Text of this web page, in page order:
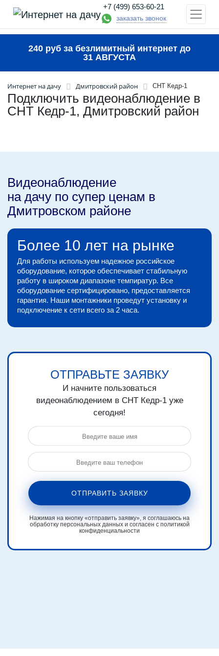
+7 (499) 653-60-21
заказать звонок
240 руб за безлимитный интернет до
31 АВГУСТА
Интернет на дачу Дмитровский район СНТ Кедр-1
Подключить видеонаблюдение в
СНТ Кедр-1, Дмитровский район
Видеонаблюдение
на дачу по супер ценам в
Дмитровском районе
Более 10 лет на рынке
Для работы используем надежное российское
оборудование, которое обеспечивает стабильную
работу в широком диапазоне темпиратур. Все
оборудование сертифицировано, предоставляется
гарантия. Наши монтажники проведут установку и
подключение к сети всего за 2 часа.
ОТПРАВЬТЕ ЗАЯВКУ
И начните пользоваться
видеонаблюдением в СНТ Кедр-1 уже
сегодня!
ОТПРАВИТЬ ЗАЯВКУ
Нажимая на кнопку «отправить заявку», я соглашаюсь на
обработку персональных данных и согласен с политикой
конфиденциальности